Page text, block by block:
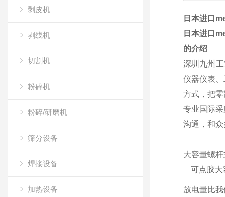
剥皮机
剥线机
切割机
粉碎机
粉碎/研磨机
筛分设备
焊接设备
加热设备
日本进口
日本进口
的介绍
深圳九州
仪器仪表
方式，把
专业国际
沟通，和
大容量螺
可点胶大
放电量比